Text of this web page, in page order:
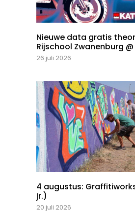
Nieuwe data gratis
Rijschool Zwanenburg
26 juli 2026
4 augustus:
jr.)
20 juli 2026